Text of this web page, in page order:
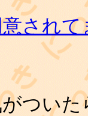
意されて
つい